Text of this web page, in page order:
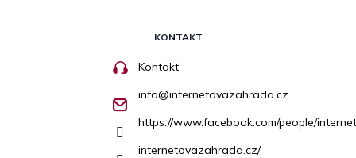
KONTAKT
Kontakt
info@internetovazahrada.cz
https://www.facebook.com/people/
internetovazahrada.cz/